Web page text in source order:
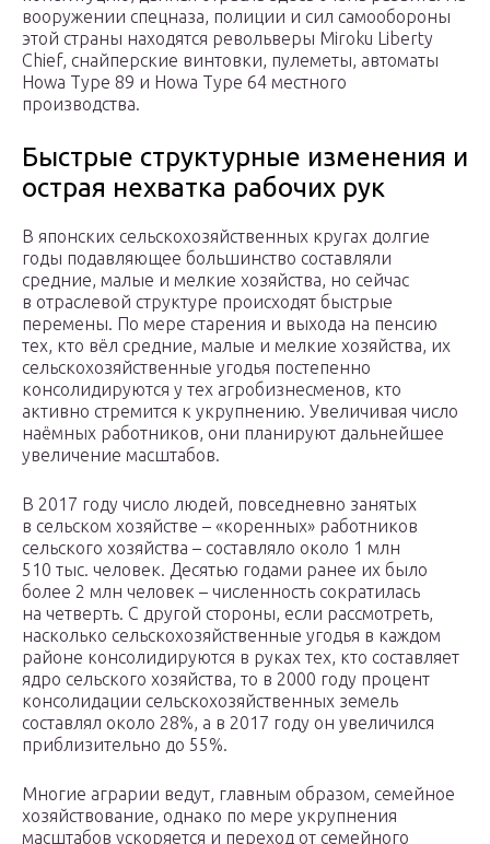
вооружении спецназа, полиции и сил самообороны
этой страны находятся револьверы Miroku Liberty
Chief, снайперские винтовки, пулеметы, автоматы
Howa Type 89 и Howa Type 64 местного
производства.
Быстрые структурные изменения и
острая нехватка рабочих рук
В японских сельскохозяйственных кругах долгие
годы подавляющее большинство составляли
средние, малые и мелкие хозяйства, но сейчас
в отраслевой структуре происходят быстрые
перемены. По мере старения и выхода на пенсию
тех, кто вёл средние, малые и мелкие хозяйства, их
сельскохозяйственные угодья постепенно
консолидируются у тех агробизнесменов, кто
активно стремится к укрупнению. Увеличивая число
наёмных работников, они планируют дальнейшее
увеличение масштабов.
В 2017 году число людей, повседневно занятых
в сельском хозяйстве – «коренных» работников
сельского хозяйства – составляло около 1 млн
510 тыс. человек. Десятью годами ранее их было
более 2 млн человек – численность сократилась
на четверть. С другой стороны, если рассмотреть,
насколько сельскохозяйственные угодья в каждом
районе консолидируются в руках тех, кто составляет
ядро сельского хозяйства, то в 2000 году процент
консолидации сельскохозяйственных земель
составлял около 28%, а в 2017 году он увеличился
приблизительно до 55%.
Многие аграрии ведут, главным образом, семейное
хозяйствование, однако по мере укрупнения
масштабов ускоряется и переход от семейного